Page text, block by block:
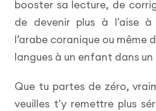
booster sa lecture, de
de devenir plus à l'aise
l’arabe coranique ou même
langues à un enfant dans
Que tu partes de zéro,
veuilles t'y remettre plus